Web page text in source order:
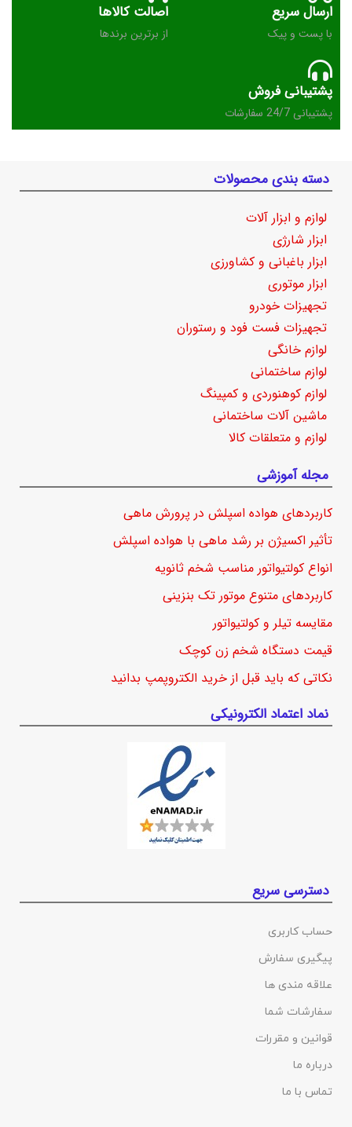
ارسال سریع
با پست و پیک
اصالت کالاها
از برترین برندها
پشتیبانی فروش
پشتیبانی 24/7 سفارشات
دسته بندی محصولات
لوازم و ابزار آلات
ابزار شارژی
ابزار باغبانی و کشاورزی
ابزار موتوری
تجهیزات خودرو
تجهیزات فست فود و رستوران
لوازم خانگی
لوازم ساختمانی
لوازم کوهنوردی و کمپینگ
ماشین آلات ساختمانی
لوازم و متعلقات کالا
مجله آموزشی
کاربردهای هواده اسپلش در پرورش ماهی
تأثیر اکسیژن بر رشد ماهی با هواده اسپلش
انواع کولتیواتور مناسب شخم ثانویه
کاربردهای متنوع موتور تک بنزینی
مقایسه تیلر و کولتیواتور
قیمت دستگاه شخم زن کوچک
نکاتی که باید قبل از خرید الکتروپمپ بدانید
نماد اعتماد الکترونیکی
دسترسی سریع
حساب کاربری
پیگیری سفارش
علاقه مندی ها
سفارشات شما
قوانین و مقررات
درباره ما
تماس با ما